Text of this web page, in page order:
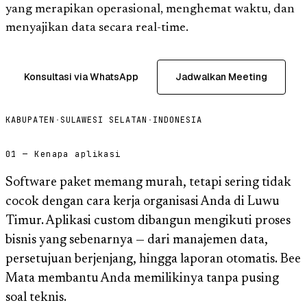
yang merapikan operasional, menghemat waktu, dan
menyajikan data secara real-time.
Konsultasi via WhatsApp Jadwalkan Meeting
KABUPATEN · SULAWESI SELATAN · INDONESIA
01 — Kenapa aplikasi
Software paket memang murah, tetapi sering tidak
cocok dengan cara kerja organisasi Anda di Luwu
Timur. Aplikasi custom dibangun mengikuti proses
bisnis yang sebenarnya — dari manajemen data,
persetujuan berjenjang, hingga laporan otomatis. Bee
Mata membantu Anda memilikinya tanpa pusing
soal teknis.